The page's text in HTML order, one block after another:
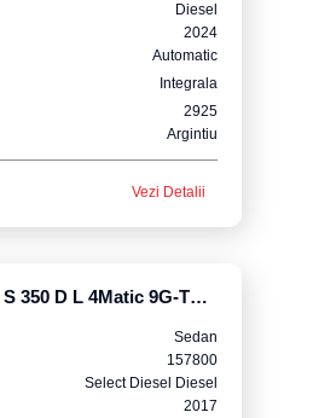
Diesel
2024
Automatic
Integrala
2925
Argintiu
Vezi Detalii
Mercedes-Benz S 350 D L 4Matic 9G-TRONIC
Sedan
157800
Select Diesel Diesel
2017